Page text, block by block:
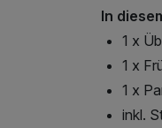
In
1 x
1 x
1 x
inkl.